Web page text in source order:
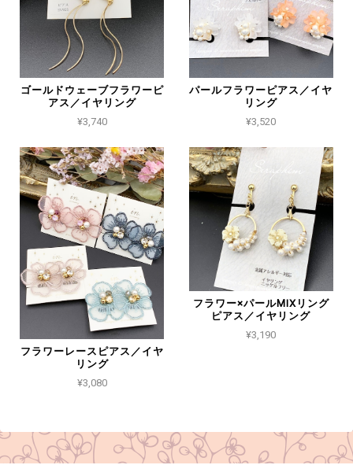
ゴールドウェーブフラワーピ
アス／イヤリング
¥3,740
パールフラワーピアス／イヤ
リング
¥3,520
フラワーレースピアス／イヤ
リング
¥3,080
フラワー×パールMIXリング
ピアス／イヤリング
¥3,190